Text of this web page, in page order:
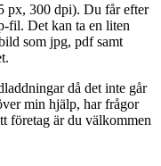
px, 300 dpi). Du får efter
fil. Det kan ta en liten
som jpg, pdf samt
då det inte går
min hjälp, har frågor
företag är du välkommen